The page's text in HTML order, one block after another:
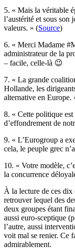
5. « Mais la véritable
l’austérité et sous son
valeurs. » (Source)
6. « Merci Madame
administrateur de la
– facile, celle-là 😉
7. « La grande
Hollande, les
alternative en Europe.
8. « Cette politique
d’effondrement de
9. « L’Eurogroup a
cela, le peuple grec
10. « Votre modèle,
la concurrence
À la lecture de ces dix
retrouver lequel des
deux groupes étant
aussi euro-sceptique
l’autre, aussi
voit mal se renier. Ce
admirablement.